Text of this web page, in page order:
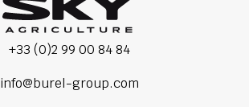
+33 (0)2 99 00 84 84
info@burel-group.com